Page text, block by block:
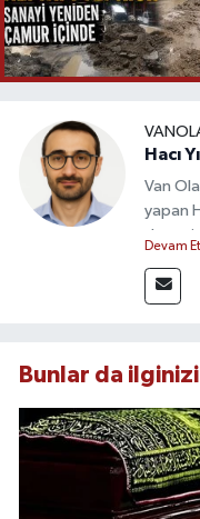
Hacı
Van
yapan
takip
Devam Et
Bunlar da